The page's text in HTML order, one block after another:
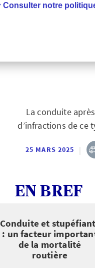
La conduite
d’infractions de ce
25 MARS 2025 |
EN BREF
Conduite et
: un facteur
de la mortalité
routière
Consulter notre